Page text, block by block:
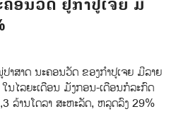
ອນວັດ ຢູ່ກຳປູເຈຍ ມີ
ສາດ ນະຄອນວັດ ຂອງກຳປູເຈຍ ມີລາຍ
ນໄລຍະເດືອນ ມັງກອນ-ເດືອນກໍລະກົດ
ລ້ານໂດລາ ສະຫະລັດ, ຫລຸດລົງ 29%